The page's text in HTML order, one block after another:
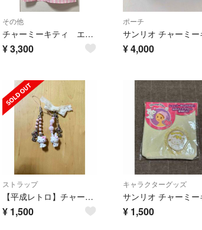
その他
チャーミーキティ エプロン LL〜3L
¥3,300
ポーチ
¥4,000
ストラップ
【平成レトロ】チャーミーキティ 鍵ビーズストラップ 2点セット
¥ 1,500
キャラクターグッズ
¥ 1,500